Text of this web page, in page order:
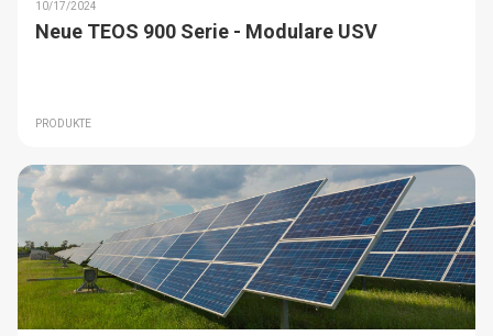
10/17/2024
Neue TEOS 900 Serie - Modulare USV
PRODUKTE